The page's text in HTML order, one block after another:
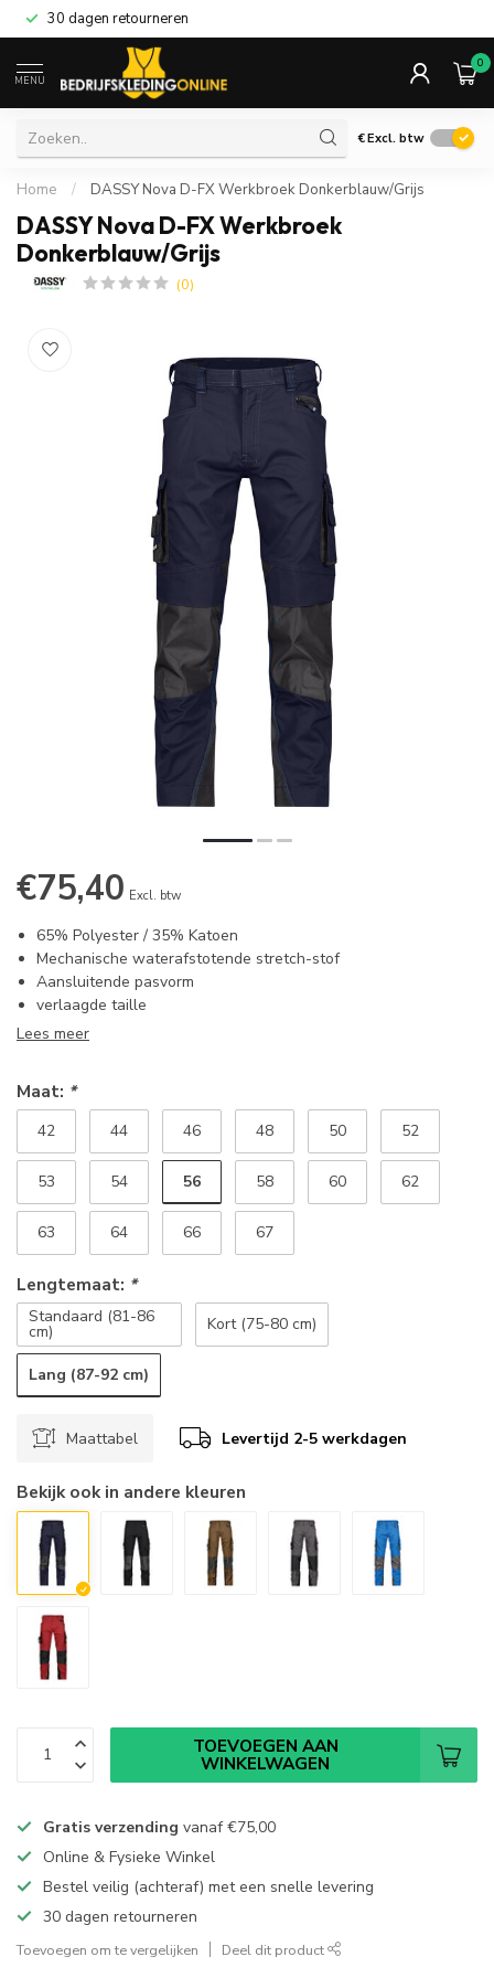
30 dagen retourneren
MENU
0
€Excl. btw
Home / DASSY Nova D-FX Werkbroek Donkerblauw/Grijs
DASSY Nova D-FX Werkbroek
Donkerblauw/Grijs
(0)
€75,40 Excl. btw
65% Polyester / 35% Katoen
Mechanische waterafstotende stretch-stof
Aansluitende pasvorm
verlaagde taille
Lees meer
Maat: *
42 44 46 48 50 52
53 54 56 58 60 62
63 64 66 67
Lengtemaat: *
Standaard (81-86
cm) Kort (75-80 cm)
Lang (87-92 cm)
Maattabel Levertijd 2-5 werkdagen
Bekijk ook in andere kleuren
TOEVOEGEN AAN
WINKELWAGEN
Gratis verzending vanaf€75,00
Online & Fysieke Winkel
Bestel veilig (achteraf) met een snelle levering
30 dagen retourneren
Toevoegen om te vergelijken Deel dit product